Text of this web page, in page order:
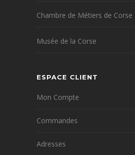
Chambre de Métiers de Corse
Musée de la Corse
ESPACE CLIENT
Mon Compte
Commandes
Adresses